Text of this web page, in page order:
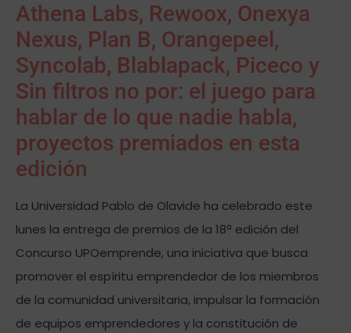
Athena Labs, Rewoox, Onexya
Nexus, Plan B, Orangepeel,
Syncolab, Blablapack, Piceco y
Sin filtros no por: el juego para
hablar de lo que nadie habla,
proyectos premiados en esta
edición
La Universidad Pablo de Olavide ha celebrado este
lunes la entrega de premios de la 18ª edición del
Concurso UPOemprende, una iniciativa que busca
promover el espíritu emprendedor de los miembros
de la comunidad universitaria, impulsar la formación
de equipos emprendedores y la constitución de